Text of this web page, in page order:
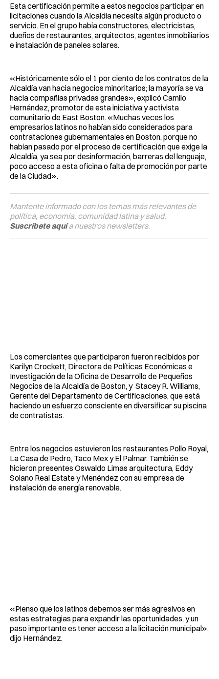
Esta certificación permite a estos negocios participar en
licitaciones cuando la Alcaldía necesita algún producto o
servicio. En el grupo había constructores, electricistas,
dueños de restaurantes, arquitectos, agentes inmobiliarios
e instalación de paneles solares.
«Históricamente sólo el 1 por ciento de los contratos de la
Alcaldía van hacia negocios minoritarios; la mayoría se va
hacia compañías privadas grandes», explicó Camilo
Hernández, promotor de esta iniciativa y activista
comunitario de East Boston. «Muchas veces los
empresarios latinos no habían sido considerados para
contrataciones gubernamentales en Boston, porque no
habían pasado por el proceso de certificación que exige la
Alcaldía, ya sea por desinformación, barreras del lenguaje,
poco acceso a esta oficina o falta de promoción por parte
de la Ciudad».
Mantente informado con los temas más relevantes de
política, economía, comunidad latina y salud.
Suscríbete aquía nuestros newsletters.
Los comerciantes que participaron fueron recibidos por
Karilyn Crockett, Directora de Políticas Económicas e
Investigación de la Oficina de Desarrollo de Pequeños
Negocios de la Alcaldía de Boston, y Stacey R. Williams,
Gerente del Departamento de Certificaciones, que está
haciendo un esfuerzo consciente en diversificar su piscina
de contratistas.
Entre los negocios estuvieron los restaurantes Pollo Royal,
La Casa de Pedro, Taco Mex y El Palmar. También se
hicieron presentes Oswaldo Limas arquitectura, Eddy
Solano Real Estate y Menéndez con su empresa de
instalación de energía renovable.
«Pienso que los latinos debemos ser más agresivos en
estas estrategias para expandir las oportunidades, y un
paso importante es tener acceso a la licitación municipal»,
dijo Hernández.